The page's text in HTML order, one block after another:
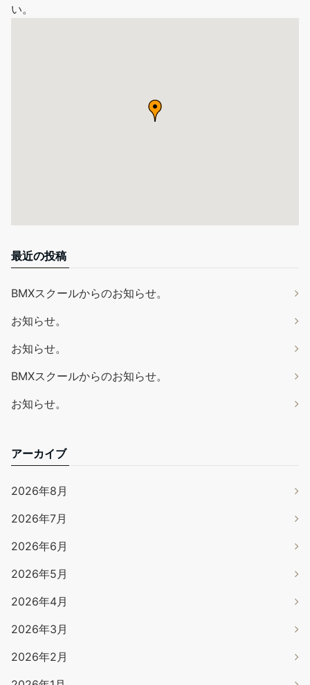
い。
最近の投稿
BMXスクールからのお知らせ。
お知らせ。
お知らせ。
BMXスクールからのお知らせ。
お知らせ。
アーカイブ
2026年8月
2026年7月
2026年6月
2026年5月
2026年4月
2026年3月
2026年2月